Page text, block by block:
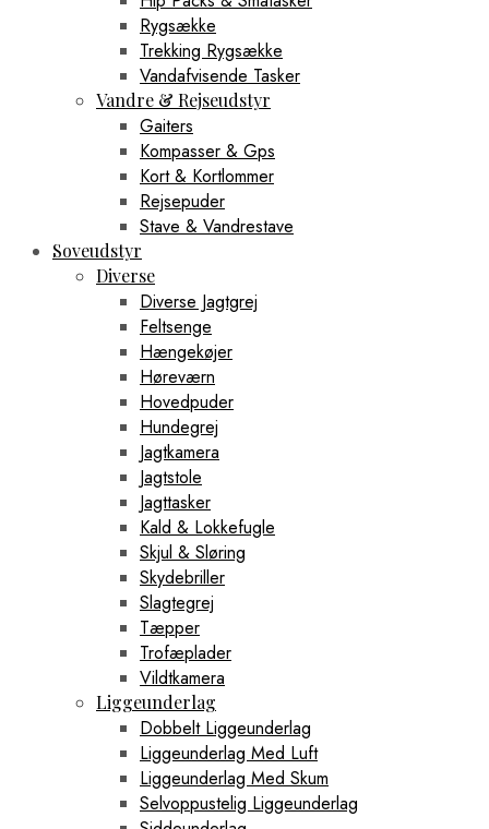
Rygsække
Trekking Rygsække
Vandafvisende Tasker
Vandre & Rejseudstyr
Gaiters
Kompasser & Gps
Kort & Kortlommer
Rejsepuder
Stave & Vandrestave
Soveudstyr
Diverse
Diverse Jagtgrej
Feltsenge
Hængekøjer
Høreværn
Hovedpuder
Hundegrej
Jagtkamera
Jagtstole
Jagttasker
Kald & Lokkefugle
Skjul & Sløring
Skydebriller
Slagtegrej
Tæpper
Trofæplader
Vildtkamera
Liggeunderlag
Dobbelt Liggeunderlag
Liggeunderlag Med Luft
Liggeunderlag Med Skum
Selvoppustelig Liggeunderlag